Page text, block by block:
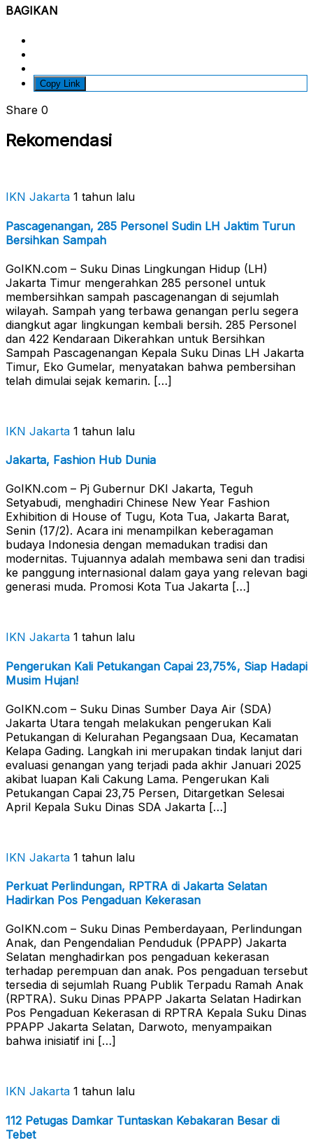
BAGIKAN
Copy Link
Share 0
Rekomendasi
IKN Jakarta 1 tahun lalu
Pascagenangan, 285 Personel Sudin LH Jaktim Turun
Bersihkan Sampah
GoIKN.com – Suku Dinas Lingkungan Hidup (LH)
Jakarta Timur mengerahkan 285 personel untuk
membersihkan sampah pascagenangan di sejumlah
wilayah. Sampah yang terbawa genangan perlu segera
diangkut agar lingkungan kembali bersih. 285 Personel
dan 422 Kendaraan Dikerahkan untuk Bersihkan
Sampah Pascagenangan Kepala Suku Dinas LH Jakarta
Timur, Eko Gumelar, menyatakan bahwa pembersihan
telah dimulai sejak kemarin. […]
IKN Jakarta 1 tahun lalu
Jakarta, Fashion Hub Dunia
GoIKN.com – Pj Gubernur DKI Jakarta, Teguh
Setyabudi, menghadiri Chinese New Year Fashion
Exhibition di House of Tugu, Kota Tua, Jakarta Barat,
Senin (17/2). Acara ini menampilkan keberagaman
budaya Indonesia dengan memadukan tradisi dan
modernitas. Tujuannya adalah membawa seni dan tradisi
ke panggung internasional dalam gaya yang relevan bagi
generasi muda. Promosi Kota Tua Jakarta […]
IKN Jakarta 1 tahun lalu
Pengerukan Kali Petukangan Capai 23,75%, Siap Hadapi
Musim Hujan!
GoIKN.com – Suku Dinas Sumber Daya Air (SDA)
Jakarta Utara tengah melakukan pengerukan Kali
Petukangan di Kelurahan Pegangsaan Dua, Kecamatan
Kelapa Gading. Langkah ini merupakan tindak lanjut dari
evaluasi genangan yang terjadi pada akhir Januari 2025
akibat luapan Kali Cakung Lama. Pengerukan Kali
Petukangan Capai 23,75 Persen, Ditargetkan Selesai
April Kepala Suku Dinas SDA Jakarta […]
IKN Jakarta 1 tahun lalu
Perkuat Perlindungan, RPTRA di Jakarta Selatan
Hadirkan Pos Pengaduan Kekerasan
GoIKN.com – Suku Dinas Pemberdayaan, Perlindungan
Anak, dan Pengendalian Penduduk (PPAPP) Jakarta
Selatan menghadirkan pos pengaduan kekerasan
terhadap perempuan dan anak. Pos pengaduan tersebut
tersedia di sejumlah Ruang Publik Terpadu Ramah Anak
(RPTRA). Suku Dinas PPAPP Jakarta Selatan Hadirkan
Pos Pengaduan Kekerasan di RPTRA Kepala Suku Dinas
PPAPP Jakarta Selatan, Darwoto, menyampaikan
bahwa inisiatif ini […]
IKN Jakarta 1 tahun lalu
112 Petugas Damkar Tuntaskan Kebakaran Besar di
Tebet